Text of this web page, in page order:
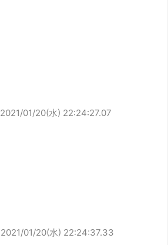
2021/01/20(水) 22:24:27.07
2021/01/20(水) 22:24:37.33